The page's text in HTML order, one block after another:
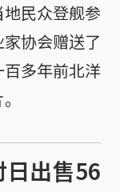
民众登舰参
协会赠送了
多年前北洋
日出售56